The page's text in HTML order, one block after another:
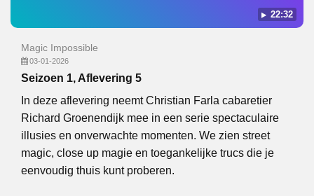
22:32
Magic Impossible
03-01-2026
Seizoen 1, Aflevering 5
In deze aflevering neemt Christian Farla cabaretier
Richard Groenendijk mee in een serie spectaculaire
illusies en onverwachte momenten. We zien street
magic, close up magie en toegankelijke trucs die je
eenvoudig thuis kunt proberen.